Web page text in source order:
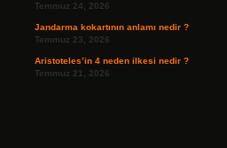
Temmuz 24, 2026
Jandarma kokartının anlamı nedir ?
Temmuz 23, 2026
Aristoteles’in 4 neden ilkesi nedir ?
Temmuz 21, 2026